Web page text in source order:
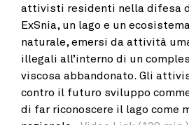
attivisti residenti nella difesa
ExSnia, un lago e un
naturale, emersi da attività
illegali all’interno di un
viscosa abbandonato. Gli
contro il futuro sviluppo
di far riconoscere il lago come